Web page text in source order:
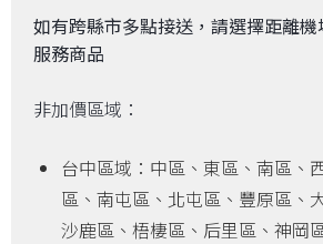
如有跨縣市多點接送，請選擇距離
服務商品
非加價區域：
台中區域：中區、東區、南區、
區、南屯區、北屯區、豐原區、
沙鹿區、梧棲區、后里區、神岡